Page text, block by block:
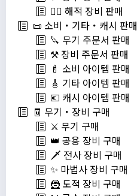
🏴‍☠️ 해적 장비 판매
📜 소비・기타・캐시 판매
🔪 무기 주문서 판매
⚒️ 장비 주문서 판매
🍼 소비 아이템 판매
🎸 기타 아이템 판매
💶 캐시 아이템 판매
🧾 무기・장비 구매
⚔️ 무기 구매
👑 공용 장비 구매
🗡️ 전사 장비 구매
✨ 마법사 장비 구매
🦹 도적 장비 구매